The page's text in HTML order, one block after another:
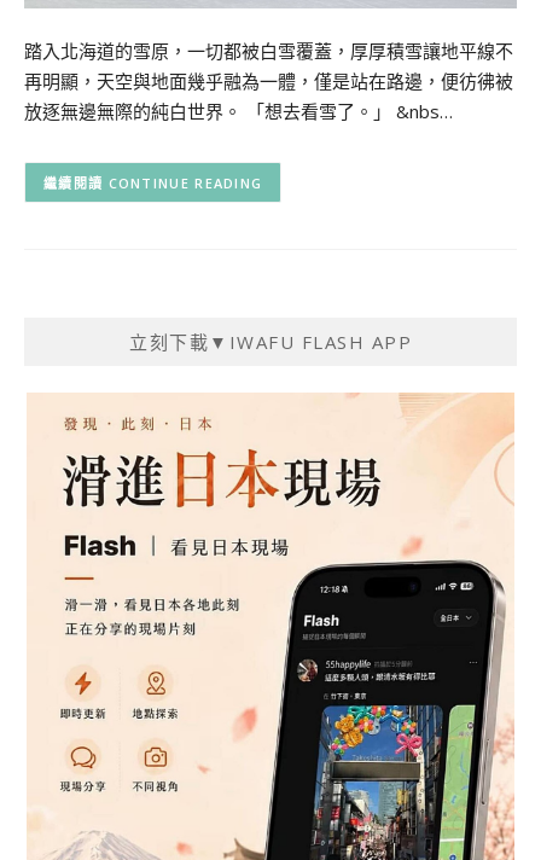
踏入北海道的雪原，一切都被白雪覆蓋，厚厚積雪讓地平線不
再明顯，天空與地面幾乎融為一體，僅是站在路邊，便彷彿被
放逐無邊無際的純白世界。 「想去看雪了。」 &nbs…
CONTINUE READING
立刻下載▼IWAFU FLASH APP